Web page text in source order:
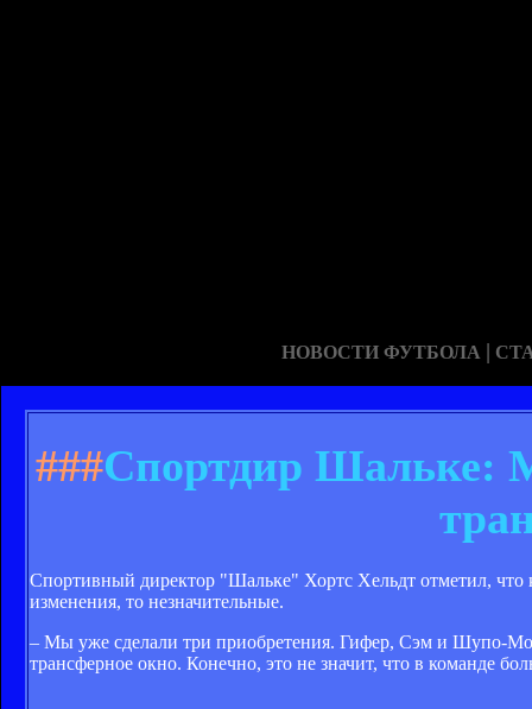
НОВОСТИ ФУТБОЛА |
###Спортдир Шальке:
Спортивный директор "Шальке" Хортс Хельдт отметил,
изменения, то незначительные.
– Мы уже сделали три приобретения. Гифер, Сэм и Шупо-
трансферное окно. Конечно, это не значит, что в команде